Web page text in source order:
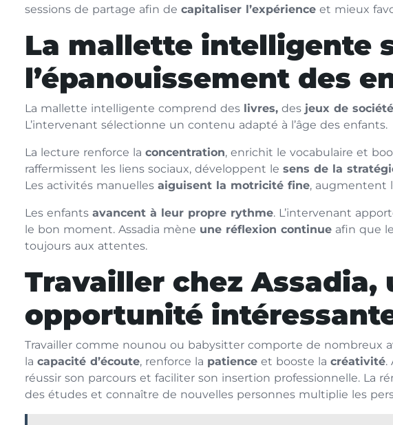
sessions de partage afin decapitaliser l’expérience et mieux
La mallette intelligente
l’épanouissement des
La mallette intelligente comprend des livres, des jeux de société
L’intervenant sélectionne un contenu adapté à l’âge des enfants.
La lecture renforce laconcentration, enrichit le vocabulaire et
raffermissent les liens sociaux, développent lesens de la
Les activités manuellesaiguisent la motricité fine, augmentent
Les enfantsavancent à leur propre rythme. L’intervenant
le bon moment. Assadia mène une réflexion continue afin que
toujours aux attentes.
Travailler chez Assadia,
opportunité
Travailler comme nounou ou babysitter comporte de nombreux
lacapacité d’écoute, renforce la patience et booste lacréativité.
réussir son parcours et faciliter son insertion professionnelle. La
des études et connaître de nouvelles personnes multiplie les